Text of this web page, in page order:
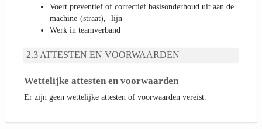
Voert preventief of correctief basisonderhoud uit aan de
machine-(straat), -lijn
Werk in teamverband
ATTESTEN EN VOORWAARDEN
Wettelijke attesten en voorwaarden
Er zijn geen wettelijke attesten of voorwaarden vereist.